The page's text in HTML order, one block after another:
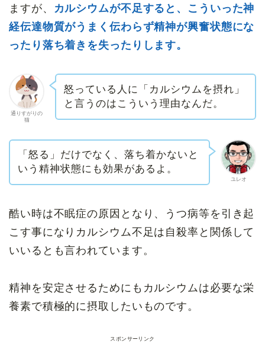
ますが、
カルシウムが不足すると、こういった神
経伝達物質がうまく伝わらず精神が興奮状態にな
ったり落ち着きを失ったりします。
通りすがりの
猫
怒っている人に「カルシウムを摂れ」
と言うのはこういう理由なんだ。
ユレオ
「怒る」だけでなく、落ち着かないと
いう精神状態にも効果があるよ。
酷い時は不眠症の原因となり、うつ病等を引き起
こす事になりカルシウム不足は自殺率と関係して
いいるとも言われています。
精神を安定させるためにもカルシウムは必要な栄
養素で積極的に摂取したいものです。
スポンサーリンク